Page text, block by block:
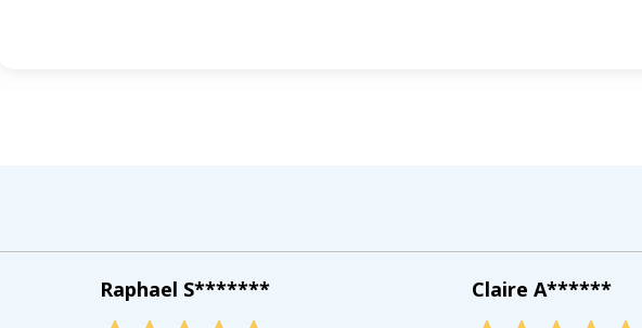
Raphael S******* Claire A******